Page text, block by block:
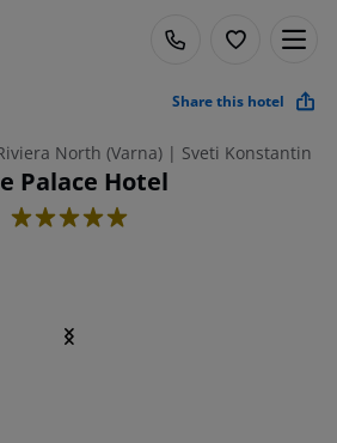
Share this hotel
North (Varna) | Sveti Konstantin
Palace Hotel
5